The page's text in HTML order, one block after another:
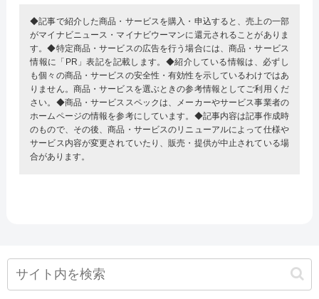
◆記事で紹介した商品・サービスを購入・申込すると、売上の一部
がマイナビニュース・マイナビウーマンに還元されることがありま
す。◆特定商品・サービスの広告を行う場合には、商品・サービス
情報に「PR」表記を記載します。◆紹介している情報は、必ずし
も個々の商品・サービスの安全性・有効性を示しているわけではあ
りません。商品・サービスを選ぶときの参考情報としてご利用くだ
さい。◆商品・サービススペックは、メーカーやサービス事業者の
ホームページの情報を参考にしています。◆記事内容は記事作成時
のもので、その後、商品・サービスのリニューアルによって仕様や
サービス内容が変更されていたり、販売・提供が中止されている場
合があります。